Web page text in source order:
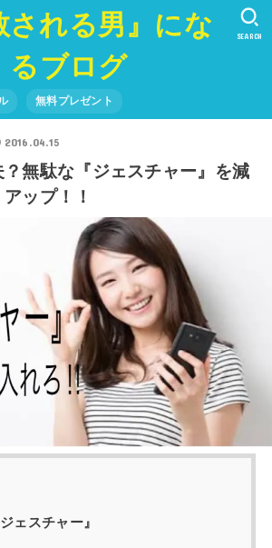
される男』にな
るブログ
無料プレゼント
SEARCH
2016.04.15
無駄な『ジェスチャー』を減
ップ！！
ェスチャー』